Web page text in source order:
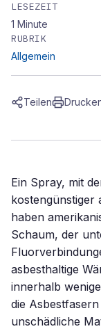
LESEZEIT
1 Minute
RUBRIK
Allgemein
Teilen
Ein Spray, mit
kostengünstiger
haben
Schaum, der
asbesthaltige
innerhalb
die
unschädliche